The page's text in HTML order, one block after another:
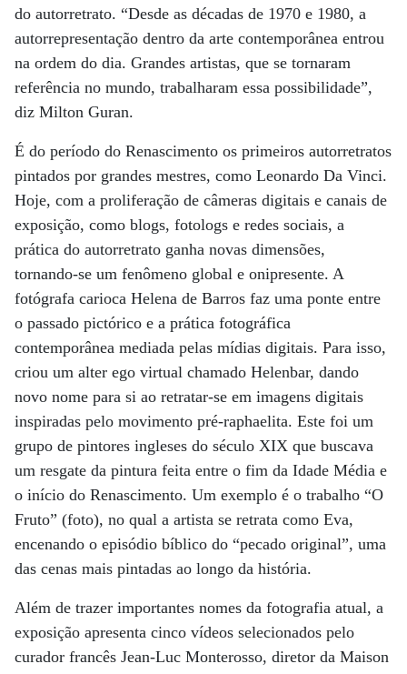
do autorretrato. “Desde as décadas de 1970 e 1980, a
autorrepresentação dentro da arte contemporânea entrou
na ordem do dia. Grandes artistas, que se tornaram
referência no mundo, trabalharam essa possibilidade”,
diz Milton Guran.
É do período do Renascimento os primeiros autorretratos
pintados por grandes mestres, como Leonardo Da Vinci.
Hoje, com a proliferação de câmeras digitais e canais de
exposição, como blogs, fotologs e redes sociais, a
prática do autorretrato ganha novas dimensões,
tornando-se um fenômeno global e onipresente. A
fotógrafa carioca Helena de Barros faz uma ponte entre
o passado pictórico e a prática fotográfica
contemporânea mediada pelas mídias digitais. Para isso,
criou um alter ego virtual chamado Helenbar, dando
novo nome para si ao retratar-se em imagens digitais
inspiradas pelo movimento pré-raphaelita. Este foi um
grupo de pintores ingleses do século XIX que buscava
um resgate da pintura feita entre o fim da Idade Média e
o início do Renascimento. Um exemplo é o trabalho “O
Fruto” (foto), no qual a artista se retrata como Eva,
encenando o episódio bíblico do “pecado original”, uma
das cenas mais pintadas ao longo da história.
Além de trazer importantes nomes da fotografia atual, a
exposição apresenta cinco vídeos selecionados pelo
curador francês Jean-Luc Monterosso, diretor da Maison